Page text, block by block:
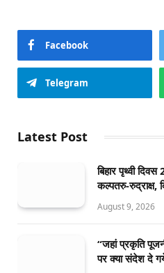
Facebook
Telegram
Latest Post
बिहार पृथ्वी
कल्पतरु-रुद्राक्ष,
August 9, 2026
“जहां प्रकृति
पर क्या संदेश दे